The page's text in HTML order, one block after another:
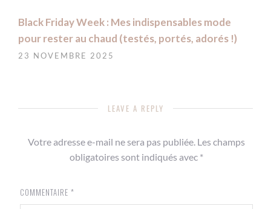
Black Friday Week : Mes indispensables mode
pour rester au chaud (testés, portés, adorés !)
23 NOVEMBRE 2025
LEAVE A REPLY
Votre adresse e-mail ne sera pas publiée. Les champs
obligatoires sont indiqués avec *
COMMENTAIRE *